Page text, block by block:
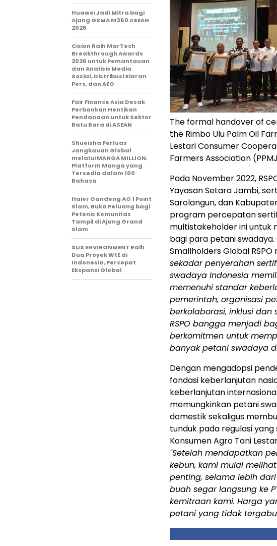
The formal handover of
the Rimbo Ulu Palm Oil
Lestari Consumer
Farmers Association
Pada November 2022,
Yayasan Setara Jambi,
Sarolangun, dan
program percepatan
multistakeholder ini untuk
bagi para petani
Smallholders Global
sekadar penyerahan
swadaya Indonesia
memenuhi standar
pemerintah, organisasi
berkolaborasi, inklusi
RSPO bangga menjadi
berkomitmen untuk
banyak petani swadaya
Dengan mengadopsi
fondasi keberlanjutan
keberlanjutan
memungkinkan petani
domestik sekaligus
tunduk pada regulasi
Konsumen Agro Tani
"Setelah mendapatkan
kebun, kami mulai
penting, selama lebih
buah segar langsung ke
kemitraan kami. Harga
petani yang tidak
Huawei Jadi Mitra bagi
Ajang GSMA M360 ASEAN
2026
Cision Raih MarTech
Breakthrough Awards
2026 untuk Pemantauan
dan Analisis Media
Sosial, Distribusi Siaran
Pers, dan AEO
Fair Finance Asia Desak
Perbankan Hentikan
Pendanaan untuk Sektor
Batu Bara di ASEAN
Shueisha Perluas
Jangkauan Global
melalui MANGA MILLION,
Platform Manga yang
Tersedia dalam 100
Bahasa
Haier Gandeng AO 1 Point
Slam, Buka Peluang bagi
Petenis Komunitas
Tampil di Ajang Grand
Slam
SUS ENVIRONMENT Raih
Dua Proyek WtE di
Indonesia, Percepat
Ekspansi Global